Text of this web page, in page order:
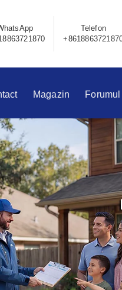
Telefon
Magazin